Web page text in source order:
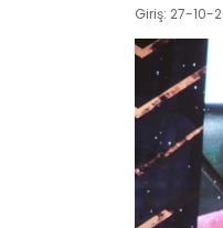
Giriş: 27-10-